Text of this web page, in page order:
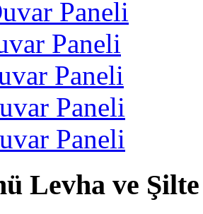
Paneli
Paneli
Paneli
Paneli
Paneli
Levha ve Şilte